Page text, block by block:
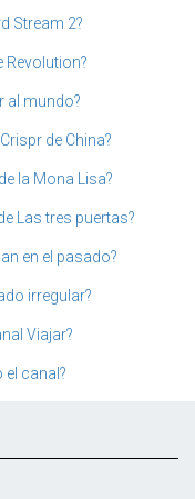
Stream 2?
Revolution?
al mundo?
de China?
la Mona Lisa?
Las tres puertas?
en el pasado?
irregular?
Viajar?
el canal?